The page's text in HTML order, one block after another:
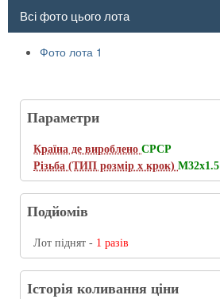
Всі фото цього лота
Фото лота 1
Параметри
Країна де вироблено СРСР
Різьба (ТИП розмір х крок) M32x1.5
Подйомів
Лот піднят - 1 разів
Історія коливання ціни